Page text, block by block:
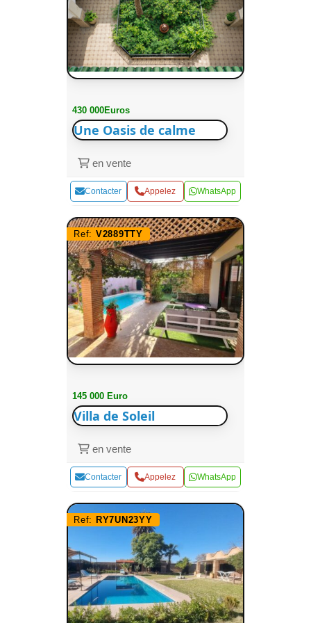
430 000Euros
Une Oasis de calme
en vente
Contacter Appelez WhatsApp
Ref: V2889TTY
145 000 Euro
Villa de Soleil
en vente
Contacter Appelez WhatsApp
Ref: RY7UN23YY